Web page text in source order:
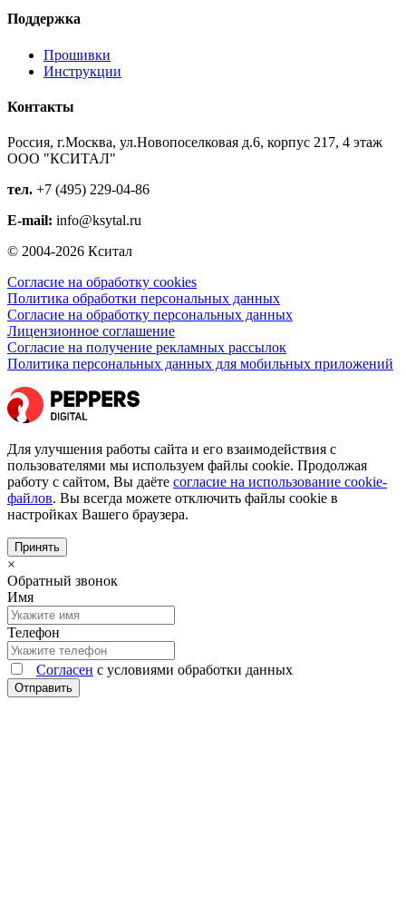
Поддержка
Прошивки
Инструкции
Контакты
Россия, г.Москва, ул.Новопоселковая д.6, корпус 217, 4 этаж
ООО "КСИТАЛ"
тел. +7 (495) 229-04-86
E-mail: info@ksytal.ru
© 2004-2026 Кситал
Согласие на обработку cookies
Политика обработки персональных данных
Согласие на обработку персональных данных
Лицензионное соглашение
Согласие на получение рекламных рассылок
Политика персональных данных для мобильных приложений
Для улучшения работы сайта и его взаимодействия с
пользователями мы используем файлы cookie. Продолжая
работу с сайтом, Вы даёте согласие на использование cookie-
файлов. Вы всегда можете отключить файлы cookie в
настройках Вашего браузера.
Принять
×
Обратный звонок
Имя
Телефон
Согласен с условиями обработки данных
Отправить